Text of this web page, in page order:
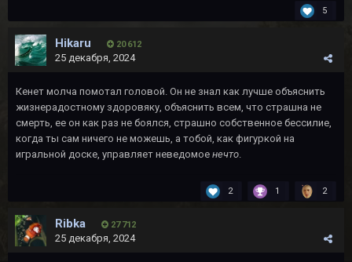
5
Hikaru 20 612
25 декабря, 2024
Кенет молча помотал головой. Он не знал как лучше объяснить
жизнерадостному здоровяку, объяснить всем, что страшна не
смерть, ее он как раз не боялся, страшно собственное бессилие,
когда ты сам ничего не можешь, а тобой, как фигуркой на
игральной доске, управляет неведомое нечто.
2 1 2
Ribka 27 712
25 декабря, 2024